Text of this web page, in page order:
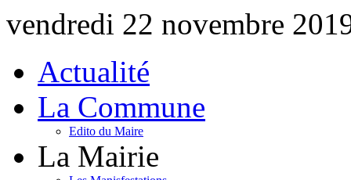
vendredi 22 novembre
Actualité
La Commune
Edito du Maire
La Mairie